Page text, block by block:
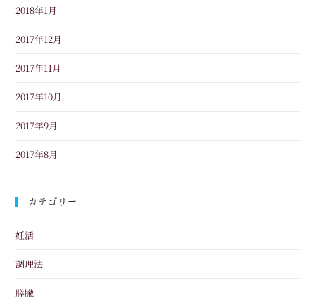
2018年1月
2017年12月
2017年11月
2017年10月
2017年9月
2017年8月
カテゴリー
妊活
調理法
膵臓